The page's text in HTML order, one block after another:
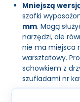
Mniejszą
szafki
mm. Mogą
narzędzi, ale
nie ma miejsca
warsztatowy.
schowkiem z
szufladami nr